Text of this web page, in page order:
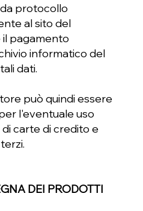
protocollo
al sito del
pagamento
informatico del
dati.
può quindi essere
l'eventuale uso
carte di credito e
DEI PRODOTTI